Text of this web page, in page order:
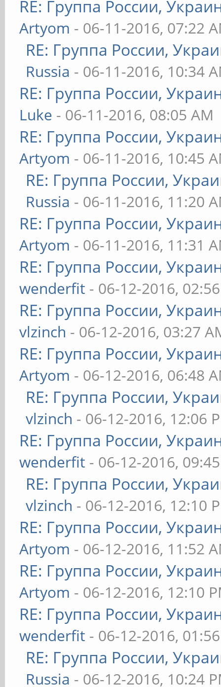
RE: Группа России,
Artyom - 06-11-2016, 07:22
RE: Группа России,
Russia - 06-11-2016, 10:34
RE: Группа России,
Luke - 06-11-2016, 08:05 AM
RE: Группа России,
Artyom - 06-11-2016, 10:45
RE: Группа России,
Russia - 06-11-2016, 11:20
RE: Группа России,
Artyom - 06-11-2016, 11:31
RE: Группа России,
wenderfit - 06-12-2016,
RE: Группа России,
vlzinch - 06-12-2016, 03:27
RE: Группа России,
Artyom - 06-12-2016, 06:48
RE: Группа России,
vlzinch - 06-12-2016, 12:06
RE: Группа России,
wenderfit - 06-12-2016,
RE: Группа России,
vlzinch - 06-12-2016, 12:10
RE: Группа России,
Artyom - 06-12-2016, 11:52
RE: Группа России,
Artyom - 06-12-2016, 12:10
RE: Группа России,
wenderfit - 06-12-2016,
RE: Группа России,
Russia - 06-12-2016, 10:24